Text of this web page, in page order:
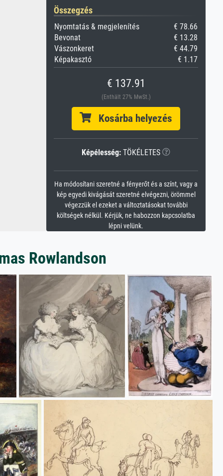
Összegzés
Nyomtatás & megjelenítés
€ 78.66
Bevonat
€ 13.28
Vászonkeret
€ 44.79
Képakasztó
€ 1.17
€ 137.91
(Enthält 27% MwSt.)
Kosárba helyezés
Képélesség: TÖKÉLETES
Ha módosítani szeretné a fényerőt és a színt, vagy a
kép egyedi kivágását szeretné elvégezni, örömmel
végezzük el ezeket a változtatásokat további
költségek nélkül. Kérjük, ne habozzon kapcsolatba
lépni velünk.
Rowlandson